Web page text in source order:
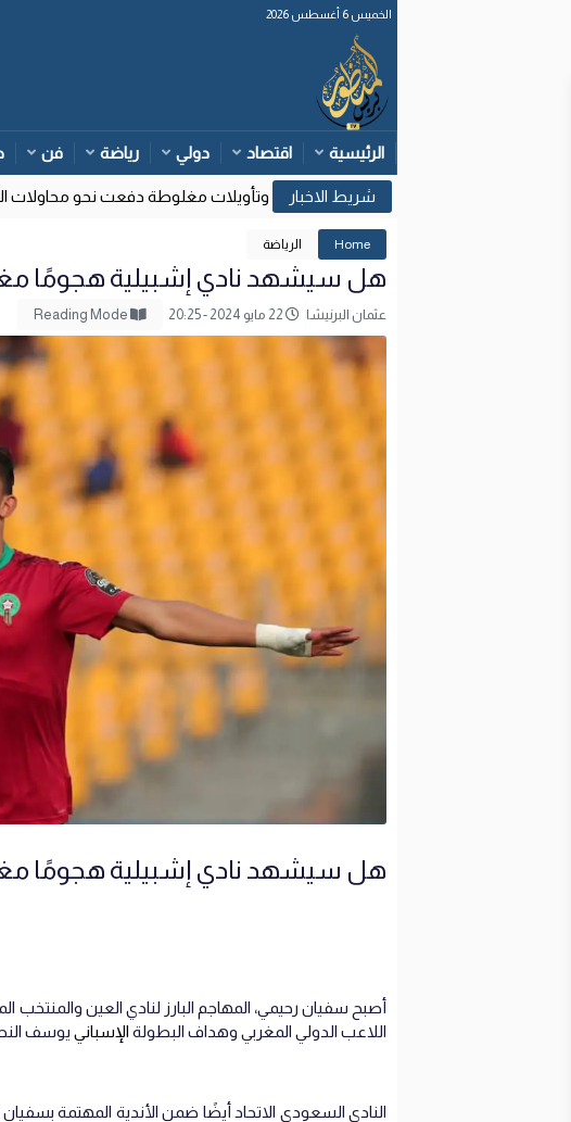
الخميس 6 أغسطس 2026
الرئيسية اقتصاد دولي رياضة فن
وزارة الداخلية: قرارات قضائية إسبانية وتأويلات مغلوطة دفعت نحو محاولات العبور
Home الرياضة
هل سيشهد نادي إشبيلية هجومًا مغربيًا
عثمان البرنيشا
هل سيشهد نادي إشبيلية هجومًا مغربيًا
أصبح سفيان رحيمي، المهاجم البارز لنادي العين والمنتخب
اللاعب الدولي المغربي وهداف البطولة الإسباني يوسف
النادي السعودي الاتحاد أيضًا ضمن الأندية المهتمة